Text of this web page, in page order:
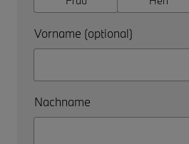
Vorname (optional)
Nachname